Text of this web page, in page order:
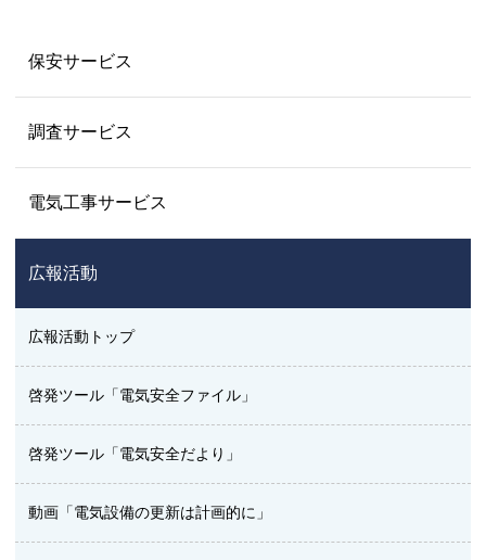
保安サービス
調査サービス
電気工事サービス
広報活動
広報活動トップ
啓発ツール「電気安全ファイル」
啓発ツール「電気安全だより」
動画「電気設備の更新は計画的に」